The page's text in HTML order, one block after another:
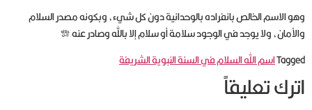
وهو الاسم الخالص بانفراده بالوحدانية دون كل شيء، وبكونه مصدر السلام
والأمان، ولا يوجد في الوجود سلامة أو سلام إلا بالله وصادر عنه جل جلاله
Taggedاسم الله السلام في السنة النبوية الشريفة
اترك تعليقاً